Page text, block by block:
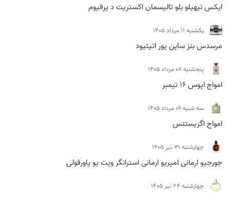
ایکس نیهیلو بلو تالیسمان اکستریت د پرفیوم
يكشنبه 11 مرداد 1405
مرسدس بنز ساین یور اتیتیود
پنجشنبه 08 مرداد 1405
امواج اپوس 16 تیمبر
سه شنبه 06 مرداد 1405
امواج اگزیستنس
چهارشنبه 31 تیر 1405
جورجیو ارمانی امپریو ارمانی استرانگر ویت یو پاورفولی
چهارشنبه 24 تیر 1405